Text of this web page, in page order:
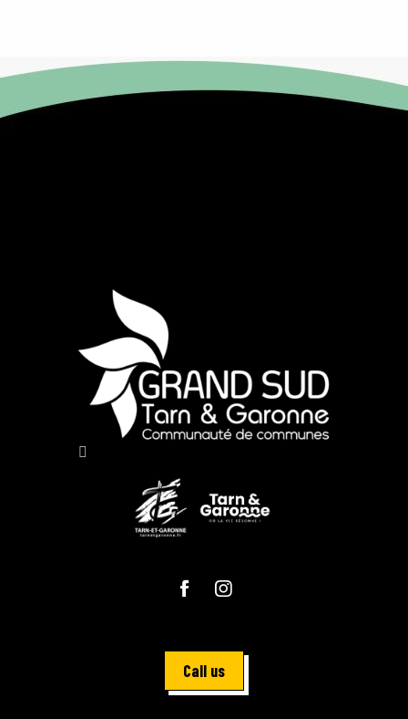
Call us